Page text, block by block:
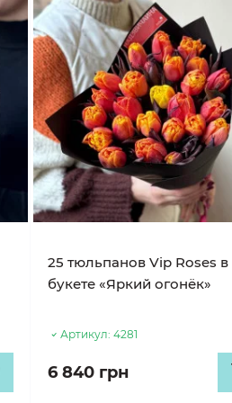
25 тюльпанов Vip Roses в
букете «Яркий огонёк»
Артикул: 4281
6 840 грн